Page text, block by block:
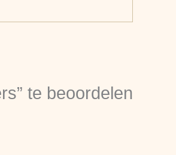
te beoordelen